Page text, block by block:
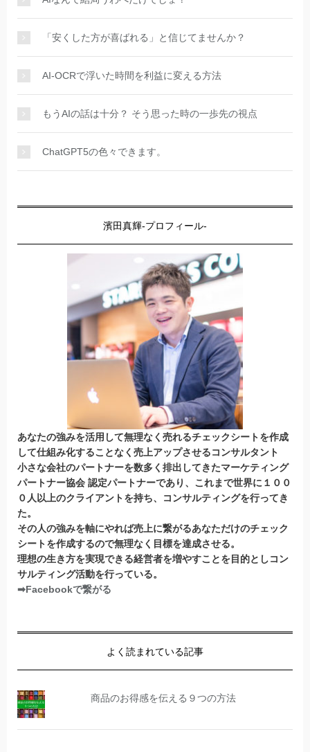
「安くした方が喜ばれる」と信じてませんか？
AI-OCRで浮いた時間を利益に変える方法
もうAIの話は十分？ そう思った時の一歩先の視点
ChatGPT5の色々できます。
濱田真輝-プロフィール-
あなたの強みを活用して無理なく売れるチェックシートを作成
して仕組み化することなく売上アップさせるコンサルタント
小さな会社のパートナーを数多く排出してきたマーケティング
パートナー協会 認定パートナーであり、これまで世界に１００
０人以上のクライアントを持ち、コンサルティングを行ってき
た。
その人の強みを軸にやれば売上に繋がるあなただけのチェック
シートを作成するので無理なく目標を達成させる。
理想の生き方を実現できる経営者を増やすことを目的としコン
サルティング活動を行っている。
➡Facebookで繋がる
よく読まれている記事
商品のお得感を伝える９つの方法